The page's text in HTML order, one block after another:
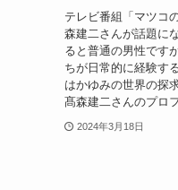
テレビ番組「マツコ
森建二さんが話題に
ると普通の男性です
ちが日常的に経験す
はかゆみの世界の探
髙森建二さんのプロ
2024年3月18日